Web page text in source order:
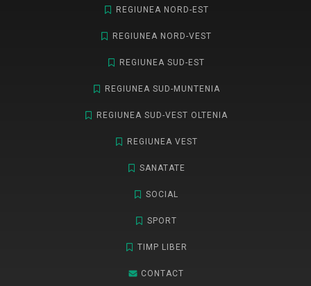
REGIUNEA NORD-EST
REGIUNEA NORD-VEST
REGIUNEA SUD-EST
REGIUNEA SUD-MUNTENIA
REGIUNEA SUD-VEST OLTENIA
REGIUNEA VEST
SANATATE
SOCIAL
SPORT
TIMP LIBER
CONTACT